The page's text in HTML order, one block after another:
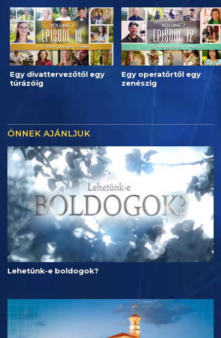
Egy divattervezőtől egy
túrázóig
Egy operatőrtől egy
zenészig
ÖNNEK AJÁNLJUK
Lehetünk-e boldogok?